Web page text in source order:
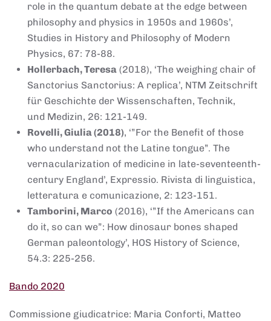
role in the quantum debate at the edge between
philosophy and physics in 1950s and 1960s’,
Studies in History and Philosophy of Modern
Physics, 67: 78-88.
Hollerbach, Teresa (2018), ‘The weighing chair of
Sanctorius Sanctorius: A replica’, NTM Zeitschrift
für Geschichte der Wissenschaften, Technik,
und Medizin, 26: 121-149.
Rovelli, Giulia (2018), ‘”For the Benefit of those
who understand not the Latine tongue”. The
vernacularization of medicine in late-seventeenth-
century England’, Expressio. Rivista di linguistica,
letteratura e comunicazione, 2: 123-151.
Tamborini, Marco (2016), ‘”If the Americans can
do it, so can we”: How dinosaur bones shaped
German paleontology’, HOS History of Science,
54.3: 225-256.
Bando 2020
Commissione giudicatrice: Maria Conforti, Matteo